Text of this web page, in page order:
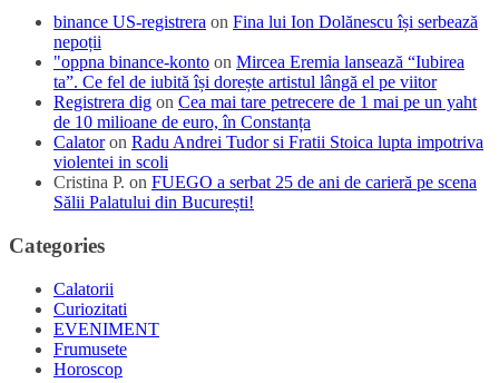
binance US-registrera on Fina lui Ion Dolănescu își serbează
nepoții
"oppna binance-konto on Mircea Eremia lansează “Iubirea
ta”. Ce fel de iubită își dorește artistul lângă el pe viitor
Registrera dig on Cea mai tare petrecere de 1 mai pe un yaht
de 10 milioane de euro, în Constanța
Calatoron Radu Andrei Tudor si Fratii Stoica lupta impotriva
violentei in scoli
Cristina P. on FUEGO a serbat 25 de ani de carieră pe scena
Sălii Palatului din București!
Categories
Calatorii
Curiozitati
EVENIMENT
Frumusete
Horoscop